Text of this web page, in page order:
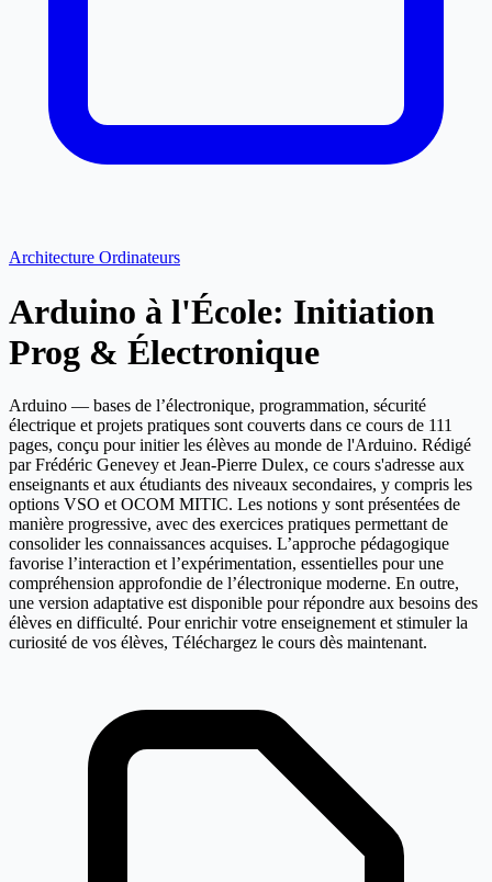
Architecture Ordinateurs
Arduino à l'École: Initiation
Prog & Électronique
Arduino — bases de l’électronique, programmation, sécurité
électrique et projets pratiques sont couverts dans ce cours de 111
pages, conçu pour initier les élèves au monde de l'Arduino. Rédigé
par Frédéric Genevey et Jean-Pierre Dulex, ce cours s'adresse aux
enseignants et aux étudiants des niveaux secondaires, y compris les
options VSO et OCOM MITIC. Les notions y sont présentées de
manière progressive, avec des exercices pratiques permettant de
consolider les connaissances acquises. L’approche pédagogique
favorise l’interaction et l’expérimentation, essentielles pour une
compréhension approfondie de l’électronique moderne. En outre,
une version adaptative est disponible pour répondre aux besoins des
élèves en difficulté. Pour enrichir votre enseignement et stimuler la
curiosité de vos élèves, Téléchargez le cours dès maintenant.